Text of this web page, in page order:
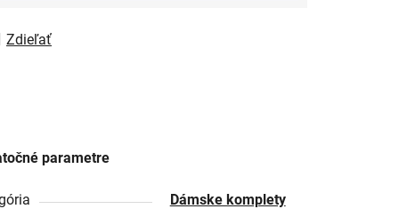
Zdieľať
parametre
Dámske komplety